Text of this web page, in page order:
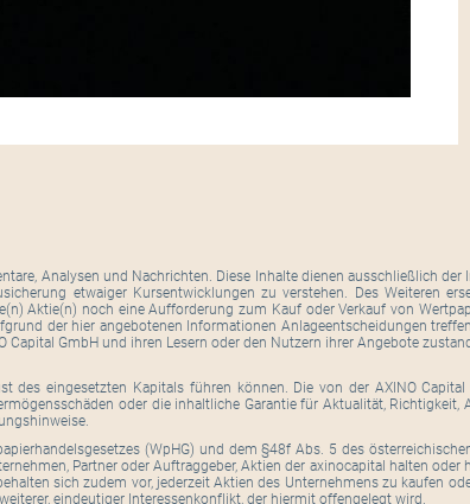
Analysen und Nachrichten. Diese Inhalte dienen ausschließlich
etwaiger Kursentwicklungen zu verstehen. Des Weiteren
Aktie(n) noch eine Aufforderung zum Kauf oder Verkauf von
der hier angebotenen Informationen Anlageentscheidungen
Capital GmbH und ihren Lesern oder den Nutzern ihrer Angebote
des eingesetzten Kapitals führen können. Die von der AXINO
oder die inhaltliche Garantie für Aktualität,
(WpHG) und dem §48f Abs. 5 des
Partner oder Auftraggeber, Aktien der axinocapital halten
sich zudem vor, jederzeit Aktien des Unternehmens zu kaufen
eindeutiger Interessenkonflikt, der hiermit offengelegt wird.